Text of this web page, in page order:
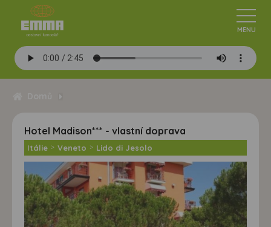
Hotel Madison*** - vlastní doprava
Itálie > Veneto > Lido di Jesolo